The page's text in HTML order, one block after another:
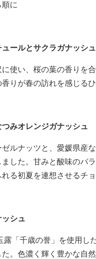
順に
ールとサクラガナッシュ
使い、桜の葉の香りを
りが春の訪れを感じるひ
つみオレンジガナッシュ
ルナッツと、愛媛県産
した。甘みと酸味のバ
る初夏を連想させるチョ
ッシュ
露「千歳の誉」を使用し
。色濃く輝く豊かな自